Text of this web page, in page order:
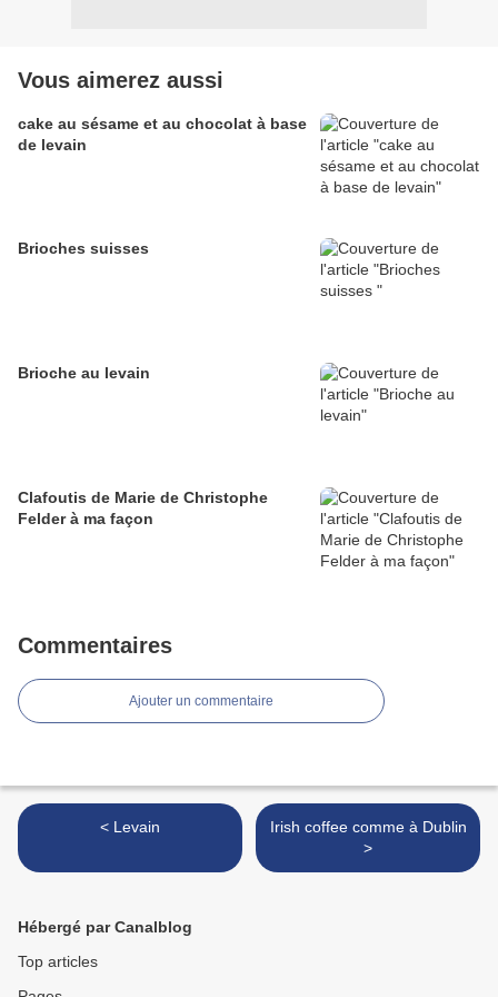
Vous aimerez aussi
cake au sésame et au chocolat à base
de levain
Brioches suisses
Brioche au levain
Clafoutis de Marie de Christophe
Felder à ma façon
Commentaires
Ajouter un commentaire
< Levain
Irish coffee comme à Dublin
>
Hébergé par Canalblog
Top articles